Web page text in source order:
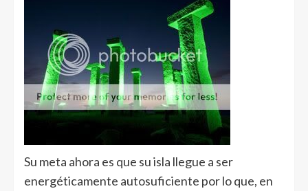
Su meta ahora es que su isla llegue a ser
energéticamente autosuficiente por lo que, en